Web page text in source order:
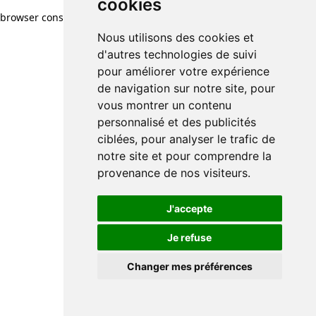
cookies
Nous utilisons des cookies et
d'autres technologies de suivi
pour améliorer votre expérience
de navigation sur notre site, pour
vous montrer un contenu
personnalisé et des publicités
ciblées, pour analyser le trafic de
notre site et pour comprendre la
provenance de nos visiteurs.
J'accepte
Je refuse
Changer mes préférences
browser console for more information)